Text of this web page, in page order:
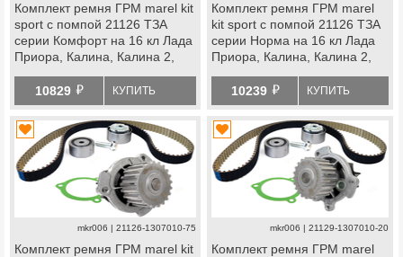
Комплект ремня ГРМ marel kit
sport с помпой 21126 ТЗА
серии Комфорт на 16 кл Лада
Приора, Калина, Калина 2,
Ларгус fl, Веста, Икс
Рей, datsun
10829 й КУПИТЬ
Комплект ремня ГРМ marel
kit sport с помпой 21126 ТЗА
серии Норма на 16 кл Лада
Приора, Калина, Калина 2,
Ларгус fl, Веста, Икс
Рей, datsun
10239 й КУПИТЬ
mkr006 | 21126-1307010-75
Комплект ремня ГРМ marel kit
mkr006 | 21129-1307010-20
Комплект ремня ГРМ marel